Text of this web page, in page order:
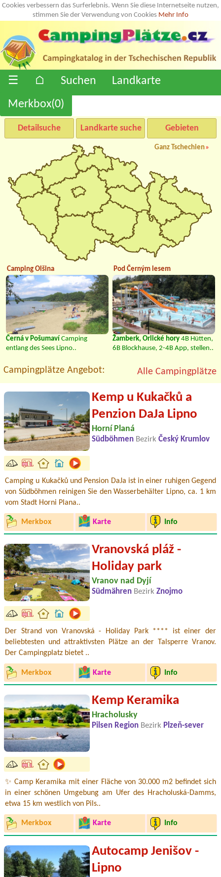
Cookies verbessern das Surferlebnis. Wenn Sie diese Internetseite nutzen,
stimmen Sie der Verwendung von Cookies Mehr Info
☰ ⌂ Suchen
Landkarte
Merkbox(0)
Detailsuche Landkarte suche Gebieten
Ganz Tschechien»
Camping Olšina
Černá v Pošumaví Camping
entlang des Sees Lipno..
Pod Černým lesem
Žamberk, Orlické hory 4B Hütten,
6B Blockhause, 2-4B App, stellen..
Campingplätze Angebot: Alle Campingplätze
Kemp u Kukačků a
Penzion DaJa Lipno
Horní Planá
Südböhmen Bezirk Český Krumlov
Camping u Kukačků und Pension DaJa ist in einer ruhigen Gegend
von Südböhmen reinigen Sie den Wasserbehälter Lipno, ca. 1 km
vom Stadt Horni Plana..
Merkbox Karte Info
Vranovská pláž -
Holiday park
Vranov nad Dyjí
Südmähren Bezirk Znojmo
Der Strand von Vranovská - Holiday Park **** ist einer der
beliebtesten und attraktivsten Plätze an der Talsperre Vranov.
Der Campingplatz bietet ..
Merkbox Karte Info
Kemp Keramika
Hracholusky
Pilsen Region Bezirk Plzeň-sever
✨ Camp Keramika mit einer Fläche von 30.000 m2 befindet sich
in einer schönen Umgebung am Ufer des Hracholuská-Damms,
etwa 15 km westlich von Pils..
Merkbox Karte Info
Autocamp Jenišov -
Lipno